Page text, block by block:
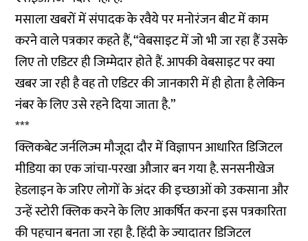
मसाला खबरों में संपादक के रवैये पर मनोरंजन बीट में काम
करने वाले पत्रकार कहते हैं, “वेबसाइट में जो भी जा रहा हैं उसके
लिए तो एडिटर ही जिम्मेदार होते हैं. आपकी वेबसाइट पर क्या
खबर जा रही है वह तो एडिटर की जानकारी में ही होता है लेकिन
नंबर के लिए उसे रहने दिया जाता है.”
***
क्लिकबेट जर्नलिज्म मौजूदा दौर में विज्ञापन आधारित डिजिटल
मीडिया का एक जांचा-परखा औजार बन गया है. सनसनीखेज
हेडलाइन के जरिए लोगों के अंदर की इच्छाओं को उकसाना और
उन्हें स्टोरी क्लिक करने के लिए आकर्षित करना इस पत्रकारिता
की पहचान बनता जा रहा है. हिंदी के ज्यादातर डिजिटल